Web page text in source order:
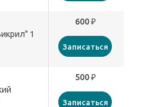
1
600 ₽
Записаться
500 ₽
Записаться